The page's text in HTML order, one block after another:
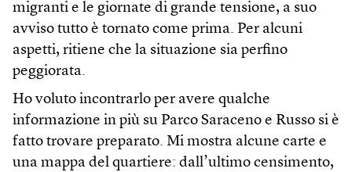
migranti e le giornate di grande tensione, a suo
avviso tutto è tornato come prima. Per alcuni
aspetti, ritiene che la situazione sia perfino
peggiorata.
Ho voluto incontrarlo per avere qualche
informazione in più su Parco Saraceno e Russo si è
fatto trovare preparato. Mi mostra alcune carte e
una mappa del quartiere: dall’ultimo censimento,